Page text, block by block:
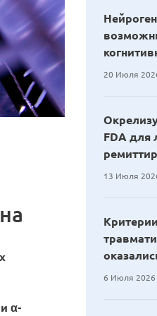
α-
20 Июля
FDA для
13 Июля
6 Июля 2026